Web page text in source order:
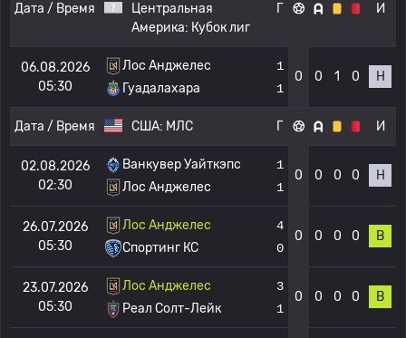
Дата / Время
Центральная
Америка: Кубок лиг
Г И
06.08.2026
05:30
Лос Анджелес
Гуадалахара
1
1
0 0 1 0 Н
Дата / Время США: МЛС Г И
02.08.2026
02:30
Ванкувер Уайткэпс
Лос Анджелес
1
1
0 0 0 0 Н
26.07.2026
05:30
Лос Анджелес
Спортинг КС
4
0
0 0 0 0 В
23.07.2026
05:30
Лос Анджелес
Реал Солт-Лейк
3
1
0 0 0 0 В